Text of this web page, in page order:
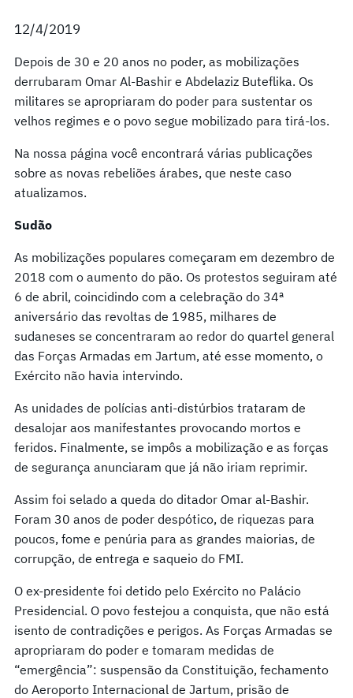
12/4/2019
Depois de 30 e 20 anos no poder, as mobilizações
derrubaram Omar Al-Bashir e Abdelaziz Buteflika. Os
militares se apropriaram do poder para sustentar os
velhos regimes e o povo segue mobilizado para tirá-los.
Na nossa página você encontrará várias publicações
sobre as novas rebeliões árabes, que neste caso
atualizamos.
Sudão
As mobilizações populares começaram em dezembro de
2018 com o aumento do pão. Os protestos seguiram até
6 de abril, coincidindo com a celebração do 34ª
aniversário das revoltas de 1985, milhares de
sudaneses se concentraram ao redor do quartel general
das Forças Armadas em Jartum, até esse momento, o
Exército não havia intervindo.
As unidades de polícias anti-distúrbios trataram de
desalojar aos manifestantes provocando mortos e
feridos. Finalmente, se impôs a mobilização e as forças
de segurança anunciaram que já não iriam reprimir.
Assim foi selado a queda do ditador Omar al-Bashir.
Foram 30 anos de poder despótico, de riquezas para
poucos, fome e penúria para as grandes maiorias, de
corrupção, de entrega e saqueio do FMI.
O ex-presidente foi detido pelo Exército no Palácio
Presidencial. O povo festejou a conquista, que não está
isento de contradições e perigos. As Forças Armadas se
apropriaram do poder e tomaram medidas de
“emergência”: suspensão da Constituição, fechamento
do Aeroporto Internacional de Jartum, prisão de